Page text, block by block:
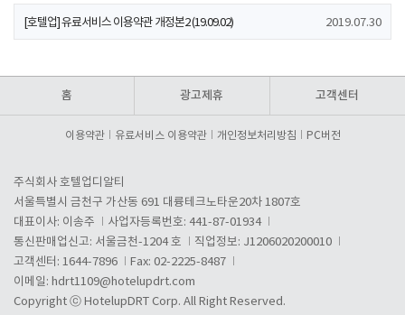
[호텔업] 유료서비스 이용약관 개정본2 (19.09.02) 2019.07.30
홈 광고제휴 고객센터
이용약관 유료서비스 이용약관 개인정보처리방침 PC버전
주식회사 호텔업디알티
서울특별시 금천구 가산동 691 대륭테크노타운20차 1807호
대표이사: 이송주
사업자등록번호: 441-87-01934
통신판매업신고: 서울금천-1204 호
직업정보: J1206020200010
고객센터: 1644-7896
Fax: 02-2225-8487
이메일: hdrt1109@hotelupdrt.com
Copyright ⓒ HotelupDRT Corp. All Right Reserved.